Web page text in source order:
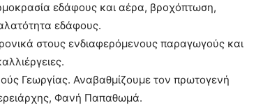
εδάφους και αέρα, βροχόπτωση,
εδάφους.
στους ενδιαφερόμενους παραγωγούς και
Γεωργίας. Αναβαθμίζουμε τον πρωτογενή
Φανή Παπαθωμά.